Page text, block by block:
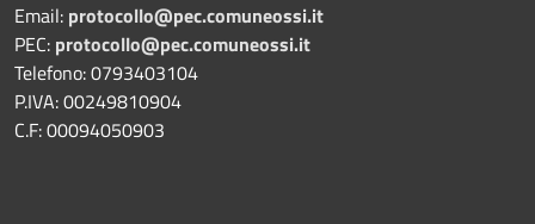
Email: protocollo@pec.comuneossi.it
PEC: protocollo@pec.comuneossi.it
Telefono: 0793403104
P.IVA: 00249810904
C.F: 00094050903